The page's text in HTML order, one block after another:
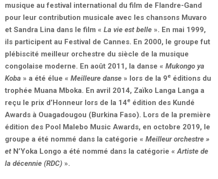
musique au festival international du film de Flandre-Gand
pour leur contribution musicale avec les chansons Muvaro
et Sandra Lina dans le film « La vie est belle ». En mai 1999,
ils participent au Festival de Cannes. En 2000, le groupe fut
plébiscité meilleur orchestre du siècle de la musique
congolaise moderne. En août 2011, la danse « Mukongo ya
Koba » a été élue « Meilleure danse » lors de la 9e éditions du
trophée Muana Mboka. En avril 2014, Zaïko Langa Langa a
reçu le prix d’Honneur lors de la 14e édition des Kundé
Awards à Ouagadougou (Burkina Faso). Lors de la première
édition des Pool Malebo Music Awards, en octobre 2019, le
groupe a été nommé dans la catégorie « Meilleur orchestre »
et N’Yoka Longo a été nommé dans la catégorie «Artiste de
la décennie (RDC) ».